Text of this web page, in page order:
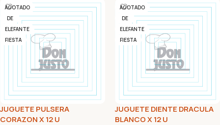
AGOTADO
DE
ELEFANTE
FIESTA
JUGUETE PULSERA
CORAZON X 12 U
AGOTADO
DE
ELEFANTE
FIESTA
JUGUETE DIENTE DRACULA
BLANCO X 12 U